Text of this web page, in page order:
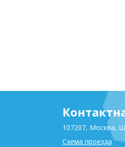
107207, Москва,
Схема проезда